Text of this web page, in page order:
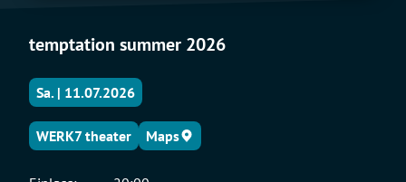
temptation summer 2026
Sa. | 11.07.2026
WERK7 theater Maps